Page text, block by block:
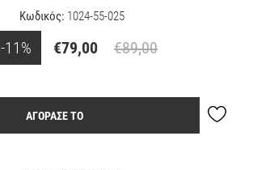
Κωδικός: 1024-55-025
-11% €79,00 €89,00
ΑΓΟΡΑΣΕ ΤΟ